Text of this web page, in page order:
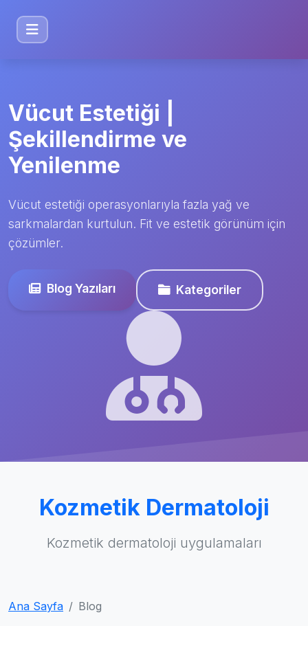
Vücut Estetiği |
Şekillendirme ve
Yenilenme
Vücut estetiği operasyonlarıyla fazla yağ ve
sarkmalardan kurtulun. Fit ve estetik görünüm için
çözümler.
Blog Yazıları Kategoriler
Kozmetik Dermatoloji
Kozmetik dermatoloji uygulamaları
Ana Sayfa Blog